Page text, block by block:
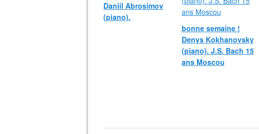
Daniil Abrosimov
(piano).
bonne semaine !
Denys Kokhanovsky
(piano). J.S. Bach 15
ans Moscou